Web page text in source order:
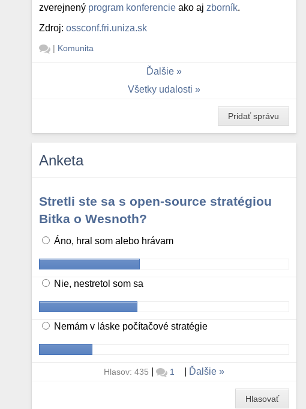
zverejnený program konferencie ako aj zborník.
Zdroj:ossconf.fri.uniza.sk
| Komunita
Ďalšie
Všetky udalosti
Pridať správu
Anketa
Stretli ste sa s open-source stratégiou
Bitka o Wesnoth?
Áno, hral som alebo hrávam
Nie, nestretol som sa
Nemám v láske počítačové stratégie
Hlasov: 435 | 1 Ďalšie
Hlasovať